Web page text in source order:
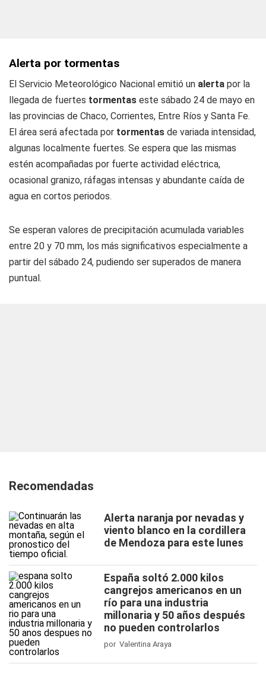
Alerta por tormentas
El Servicio Meteorológico Nacional emitió un alerta por la
llegada de fuertes tormentas este sábado 24 de mayo en
las provincias de Chaco, Corrientes, Entre Ríos y Santa Fe.
El área será afectada por tormentas de variada intensidad,
algunas localmente fuertes. Se espera que las mismas
estén acompañadas por fuerte actividad eléctrica,
ocasional granizo, ráfagas intensas y abundante caída de
agua en cortos periodos.
Se esperan valores de precipitación acumulada variables
entre 20 y 70 mm, los más significativos especialmente a
partir del sábado 24, pudiendo ser superados de manera
puntual.
Recomendadas
Alerta naranja por nevadas y
viento blanco en la cordillera
de Mendoza para este lunes
España soltó 2.000 kilos
cangrejos americanos en un
río para una industria
millonaria y 50 años después
no pueden controlarlos
por Valentina Araya